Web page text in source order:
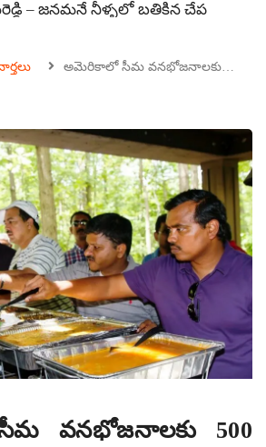
– జనమనే నీళ్ళలో బతికిన చేప
అమెరికాలో సీమ వనభోజనాలకు…
వనభోజనాలకు 500